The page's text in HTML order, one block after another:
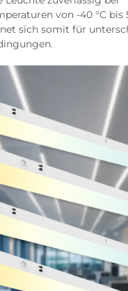
von -40 °C bis
sich somit für